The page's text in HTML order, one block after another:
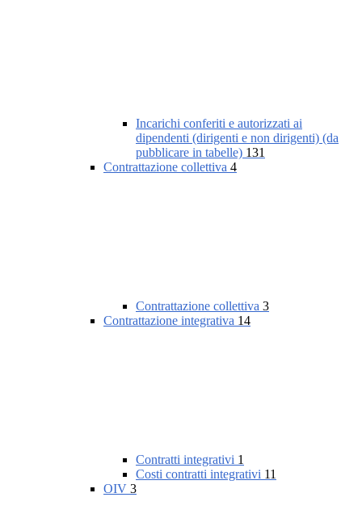
Incarichi conferiti e autorizzati ai
dipendenti (dirigenti e non dirigenti) (da
pubblicare in tabelle) 131
Contrattazione collettiva 4
Contrattazione collettiva 3
Contrattazione integrativa 14
Contratti integrativi 1
Costi contratti integrativi 11
OIV 3